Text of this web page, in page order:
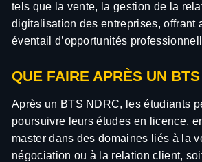
tels que la vente, la gestion de la
digitalisation des entreprises, offrant
éventail d’opportunités
QUE FAIRE APRÈS UN
Après un BTS NDRC, les étudiants
poursuivre leurs études en licence,
master dans des domaines liés à la
négociation ou à la relation client,